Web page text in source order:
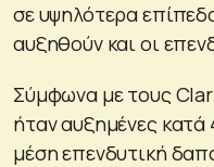
σε υψηλότερα
αυξηθούν και οι
Σύμφωνα με τους
ήταν αυξημένες κατά
μέση επενδυτική